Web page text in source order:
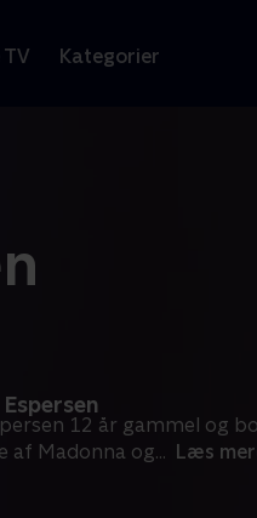
TV Kategorier
12 år gammel og
af Madonna og... Læs